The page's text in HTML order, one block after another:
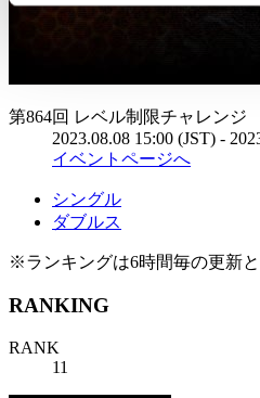
第864回 レベル制限チャレンジ
2023.08.08 15:00 (JST) -
イベントページへ
シングル
ダブルス
※ランキングは6時間毎の更新
RANKING
RANK
11